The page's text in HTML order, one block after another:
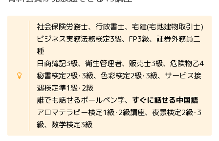
社会保険労務士、行政書士、宅建(宅地建物取引士)
ビジネス実務法務検定3級、FP3級、証券外務員二
種
日商簿記3級、衛生管理者、販売士3級、危険物乙4
秘書検定2級･3級、色彩検定2級･3級、サービス接
遇検定準1級･2級
誰でも話せるボールペン字、 すぐに話せる中国語
アロマテラピー検定1級･2級講座、夜景検定2級･3
級、数学検定3級